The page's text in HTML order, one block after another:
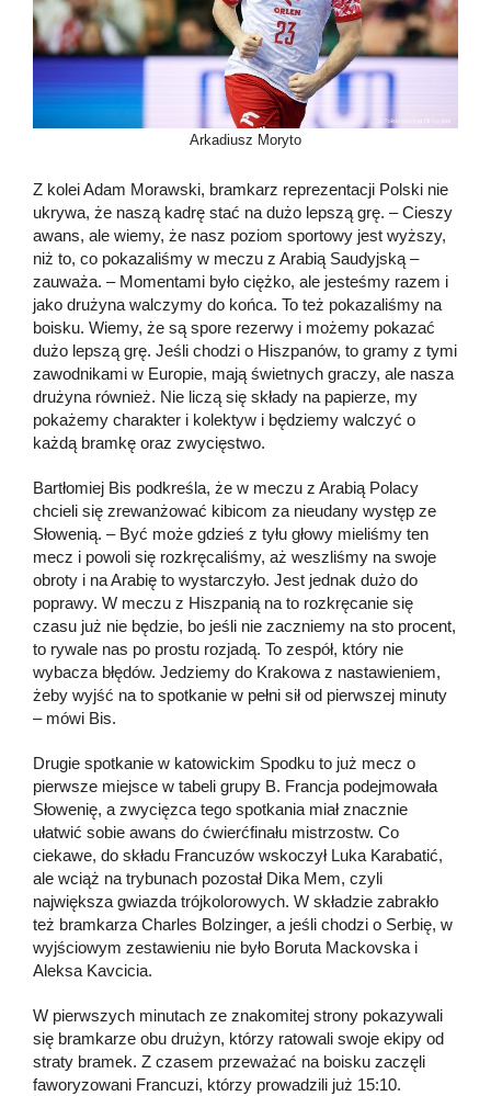
Arkadiusz Moryto
Z kolei Adam Morawski, bramkarz reprezentacji Polski nie
ukrywa, że naszą kadrę stać na dużo lepszą grę. – Cieszy
awans, ale wiemy, że nasz poziom sportowy jest wyższy,
niż to, co pokazaliśmy w meczu z Arabią Saudyjską –
zauważa. – Momentami było ciężko, ale jesteśmy razem i
jako drużyna walczymy do końca. To też pokazaliśmy na
boisku. Wiemy, że są spore rezerwy i możemy pokazać
dużo lepszą grę. Jeśli chodzi o Hiszpanów, to gramy z tymi
zawodnikami w Europie, mają świetnych graczy, ale nasza
drużyna również. Nie liczą się składy na papierze, my
pokażemy charakter i kolektyw i będziemy walczyć o
każdą bramkę oraz zwycięstwo.
Bartłomiej Bis podkreśla, że w meczu z Arabią Polacy
chcieli się zrewanżować kibicom za nieudany występ ze
Słowenią. – Być może gdzieś z tyłu głowy mieliśmy ten
mecz i powoli się rozkręcaliśmy, aż weszliśmy na swoje
obroty i na Arabię to wystarczyło. Jest jednak dużo do
poprawy. W meczu z Hiszpanią na to rozkręcanie się
czasu już nie będzie, bo jeśli nie zaczniemy na sto procent,
to rywale nas po prostu rozjadą. To zespół, który nie
wybacza błędów. Jedziemy do Krakowa z nastawieniem,
żeby wyjść na to spotkanie w pełni sił od pierwszej minuty
– mówi Bis.
Drugie spotkanie w katowickim Spodku to już mecz o
pierwsze miejsce w tabeli grupy B. Francja podejmowała
Słowenię, a zwycięzca tego spotkania miał znacznie
ułatwić sobie awans do ćwierćfinału mistrzostw. Co
ciekawe, do składu Francuzów wskoczył Luka Karabatić,
ale wciąż na trybunach pozostał Dika Mem, czyli
największa gwiazda trójkolorowych. W składzie zabrakło
też bramkarza Charles Bolzinger, a jeśli chodzi o Serbię, w
wyjściowym zestawieniu nie było Boruta Mackovska i
Aleksa Kavcicia.
W pierwszych minutach ze znakomitej strony pokazywali
się bramkarze obu drużyn, którzy ratowali swoje ekipy od
straty bramek. Z czasem przeważać na boisku zaczęli
faworyzowani Francuzi, którzy prowadzili już 15:10.